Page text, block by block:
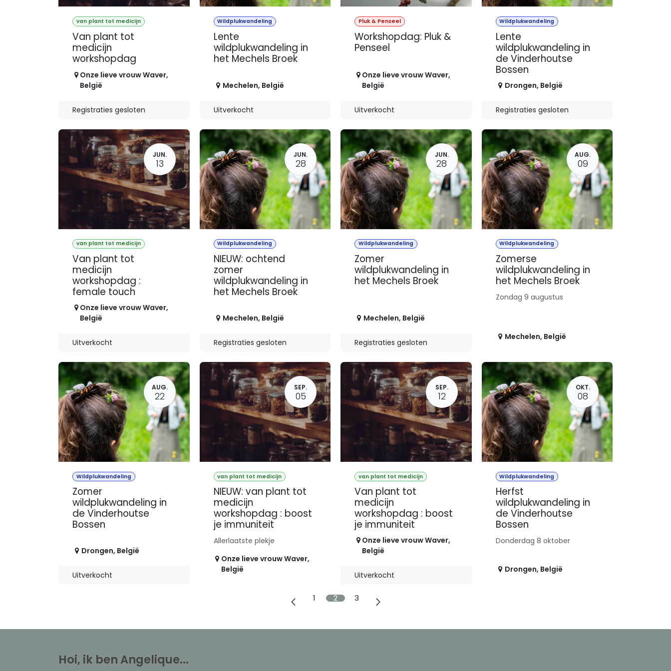
van plant tot medicijn
Van plant tot
medicijn
workshopdag
Onze lieve vrouw Waver,
België
Registraties gesloten
Wildplukwandeling
Lente
wildplukwandeling in
het Mechels Broek
Mechelen, België
Uitverkocht
Pluk & Penseel
Workshopdag: Pluk &
Penseel
Onze lieve vrouw Waver,
België
Uitverkocht
Wildplukwandeling
Lente
wildplukwandeling in
de Vinderhoutse
Bossen
Drongen, België
Registraties gesloten
JUN.
13
van plant tot medicijn
Van plant tot
medicijn
workshopdag :
female touch
Onze lieve vrouw Waver,
België
Uitverkocht
JUN.
28
Wildplukwandeling
NIEUW: ochtend
zomer
wildplukwandeling in
het Mechels Broek
Mechelen, België
Registraties gesloten
JUN.
28
Wildplukwandeling
Zomer
wildplukwandeling in
het Mechels Broek
Mechelen, België
Registraties gesloten
AUG.
09
Wildplukwandeling
Zomerse
wildplukwandeling in
het Mechels Broek
Zondag 9 augustus
Mechelen, België
AUG.
22
Wildplukwandeling
Zomer
wildplukwandeling in
de Vinderhoutse
Bossen
Drongen, België
Uitverkocht
SEP.
05
van plant tot medicijn
NIEUW: van plant tot
medicijn
workshopdag : boost
je immuniteit
Allerlaatste plekje
Onze lieve vrouw Waver,
België
SEP.
12
van plant tot medicijn
Van plant tot
medicijn
workshopdag : boost
je immuniteit
Onze lieve vrouw Waver,
België
Uitverkocht
OKT.
08
Wildplukwandeling
Herfst
wildplukwandeling in
de Vinderhoutse
Bossen
Donderdag 8 oktober
Drongen, België
1 2 3
Hoi, ik ben Angelique...